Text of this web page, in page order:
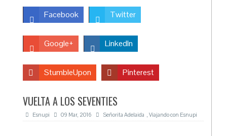
Facebook Twitter
Google+ LinkedIn
StumbleUpon Pinterest
VUELTA A LOS SEVENTIES
Esnupi 09 Mar, 2016 Señorita Adelaida , Viajando con Esnupi